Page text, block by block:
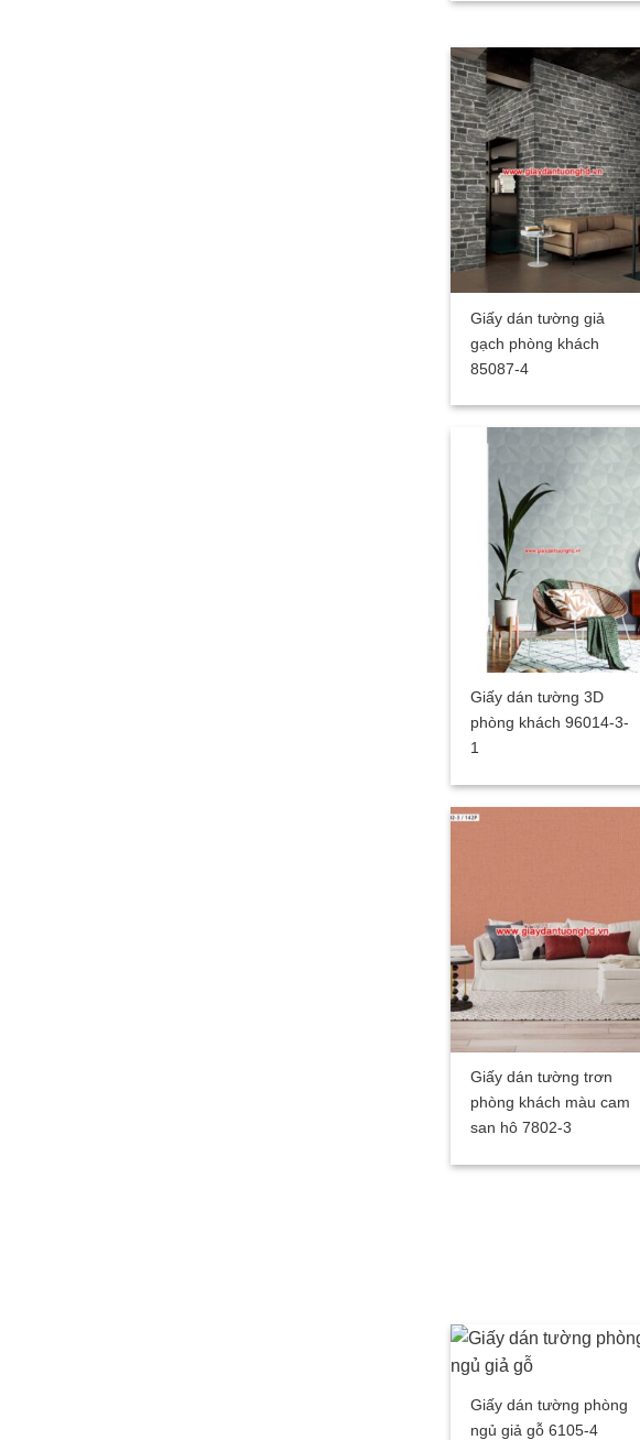
Giấy dán tường giả
gạch phòng khách
85087-4
Giấy dán tường 3D
phòng khách 96014-3-
1
Giấy dán tường trơn
phòng khách màu cam
san hô 7802-3
Giấy dán tường phòng
ngủ giả gỗ 6105-4